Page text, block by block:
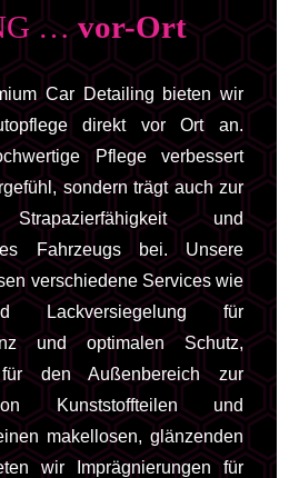
… vor-Ort
Car Detailing bieten wir
direkt vor Ort an.
Pflege verbessert
sondern trägt auch zur
Strapazierfähigkeit und
Fahrzeugs bei. Unsere
verschiedene Services wie
Lackversiegelung für
und optimalen Schutz,
für den Außenbereich zur
Kunststoffteilen und
makellosen, glänzenden
wir Imprägnierungen für